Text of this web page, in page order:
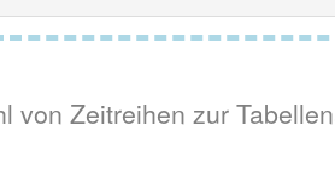
von Zeitreihen zur